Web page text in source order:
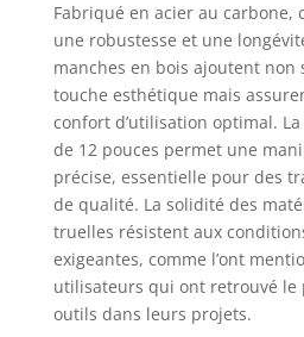
Fabriqué en acier au carbone,
une robustesse et une
manches en bois ajoutent non
touche esthétique mais
confort d’utilisation optimal.
de 12 pouces permet une
précise, essentielle pour des
de qualité. La solidité des
truelles résistent aux
exigeantes, comme l’ont
utilisateurs qui ont retrouvé le
outils dans leurs projets.